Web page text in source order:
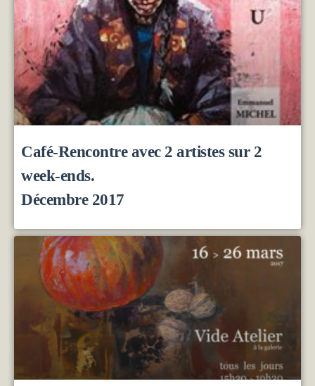
Café-Rencontre avec 2 artistes sur 2
week-ends.
Décembre 2017